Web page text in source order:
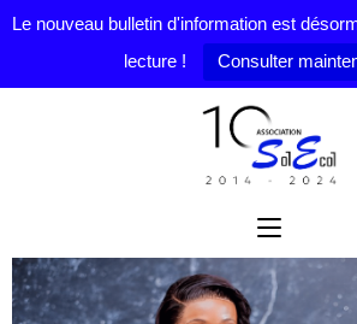
Le nouveau bulletin d'information est
lecture !
Consulter